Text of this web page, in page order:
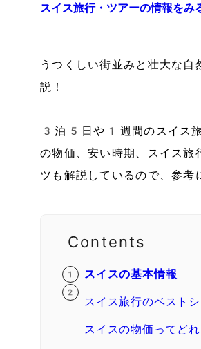
スイス旅行・ツアーの情報をみ
うつくしい街並みと壮大な
説！
3泊5日や1週間のスイス旅
の物価、安い時期、スイス旅
ツも解説しているので、参考
Contents
スイスの基本情報
スイス旅行のベスト
スイスの物価ってど